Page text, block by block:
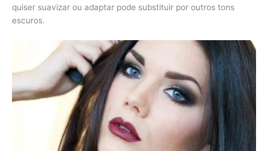
quiser suavizar ou adaptar pode substituir por outros tons
escuros.